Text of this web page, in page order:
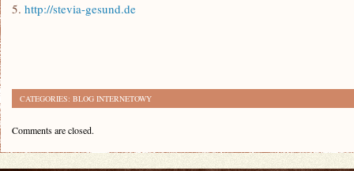
5. http://stevia-gesund.de
CATEGORIES: BLOG INTERNETOWY
Comments are closed.